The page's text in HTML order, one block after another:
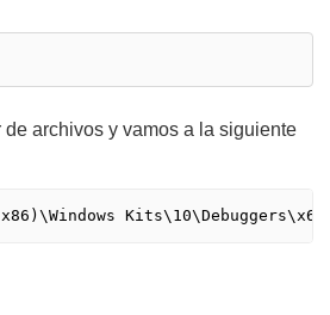
archivos y vamos a la siguiente
Kits\10\Debuggers\x64